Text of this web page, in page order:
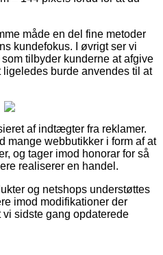
måde en del fine metoder
kundefokus. I øvrigt ser vi
tilbyder kunderne at afgive
burde anvendes til at
af indtægter fra reklamer.
mange webbutikker i form af at
og tager imod honorar for så
realiserer en handel.
og netshops understøttes
imod modifikationer der
vi sidste gang opdaterede